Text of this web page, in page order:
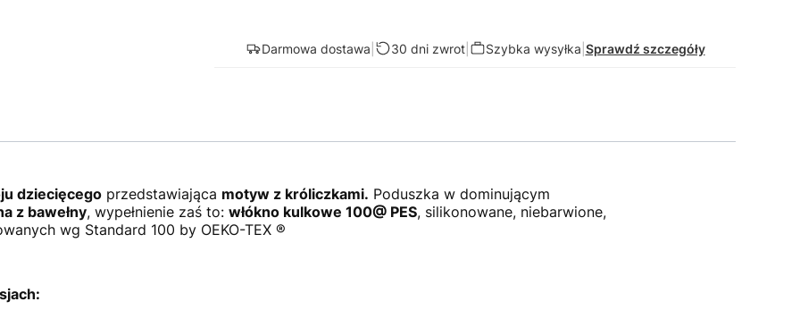
Darmowa dostawa 30 dni zwrot| Szybka wysyłka Sprawdź szczegóły
dziecięcegoprzedstawiająca motyw z króliczkami. Poduszka w dominującym
z bawełny, wypełnienie zaś to: włókno kulkowe 100@ PES, silikonowane, niebarwione,
wg Standard 100 by OEKO-TEX ®